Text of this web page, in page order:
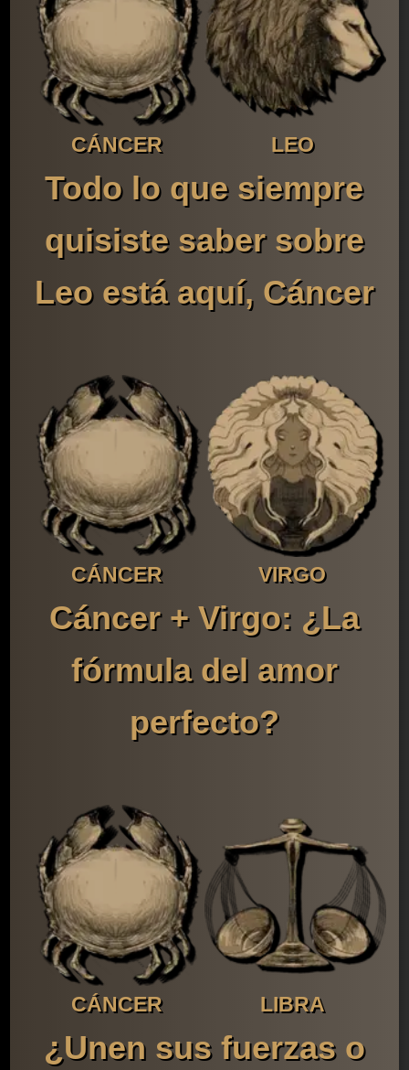
CÁNCER LEO
Todo lo que siempre
quisiste saber sobre
Leo está aquí, Cáncer
CÁNCER VIRGO
Cáncer + Virgo: ¿La
fórmula del amor
perfecto?
CÁNCER LIBRA
¿Unen sus fuerzas o